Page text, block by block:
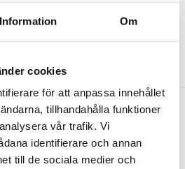
Information Om
cookies
för att anpassa innehållet
tillhandahålla funktioner
vår trafik. Vi
identifierare och annan
till de sociala medier och